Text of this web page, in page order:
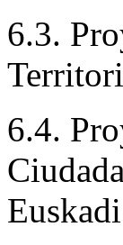
6.3.
6.4.